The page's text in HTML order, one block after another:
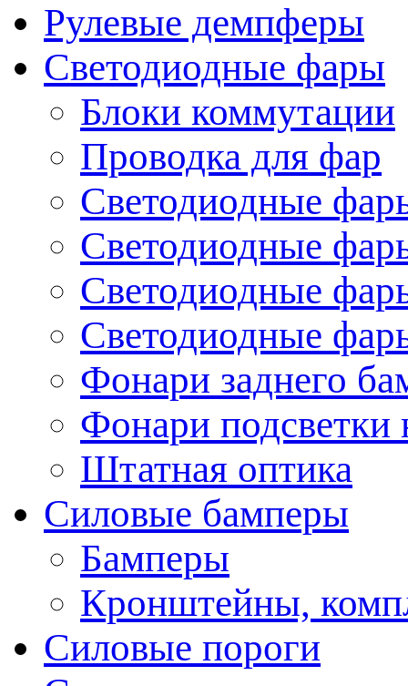
Рулевые демпферы
Светодиодные фары
Блоки коммутации
Проводка для фар
Светодиодные
Светодиодные
Светодиодные
Светодиодные
Фонари заднего
Фонари подсветки
Штатная оптика
Силовые бамперы
Бамперы
Кронштейны,
Силовые пороги